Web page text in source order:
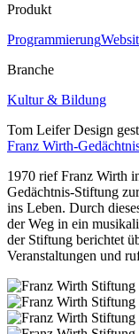
Produkt
Programmierung
Branche
Kultur & Bildung
Tom Leifer Design
Franz Wirth-
1970 rief Franz Wirth
Gedächtnis-Stiftung
ins Leben. Durch
der Weg in ein
der Stiftung berichtet
Veranstaltungen und